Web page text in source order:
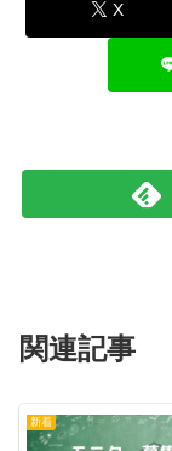
X
関連記事
新着